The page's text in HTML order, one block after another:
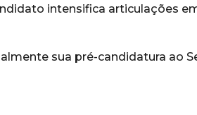
intensifica articulações
sua pré-candidatura ao